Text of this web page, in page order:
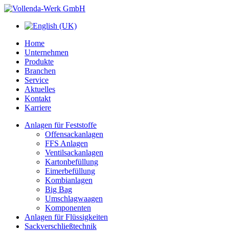
Home
Unternehmen
Produkte
Branchen
Service
Aktuelles
Kontakt
Karriere
Anlagen für Feststoffe
Offensackanlagen
FFS Anlagen
Ventilsackanlagen
Kartonbefüllung
Eimerbefüllung
Kombianlagen
Big Bag
Umschlagwaagen
Komponenten
Anlagen für Flüssigkeiten
Sackverschließtechnik